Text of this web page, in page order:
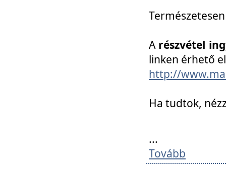
A részvétel
linken érhető
http://
Ha tudtok,
...
Tovább